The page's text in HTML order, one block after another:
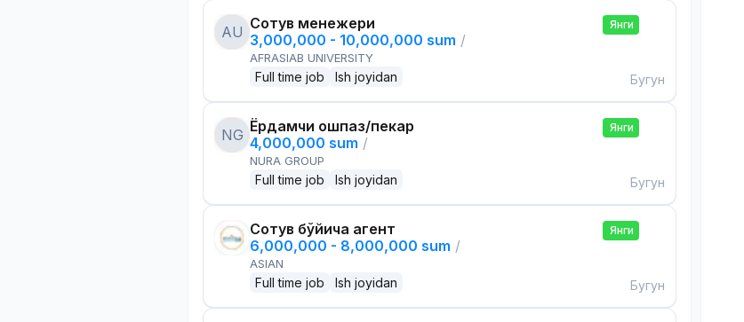
AU Сотув менежери
3,000,000 - 10,000,000 sum /
AFRASIAB UNIVERSITY
Full time job Ish joyidan
Янги
Бугун
NG Ёрдамчи ошпаз/пекар
4,000,000 sum /
NURA GROUP
Full time job Ish joyidan
Янги
Бугун
Сотув бўйича агент
6,000,000 - 8,000,000 sum /
ASIAN
Full time job Ish joyidan
Янги
Бугун